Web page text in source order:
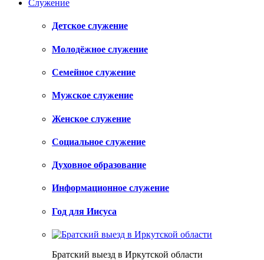
Служение
Детское служение
Молодёжное служение
Семейное служение
Мужское служение
Женское служение
Социальное служение
Духовное образование
Информационное служение
Год для Иисуса
Братский выезд в Иркутской области